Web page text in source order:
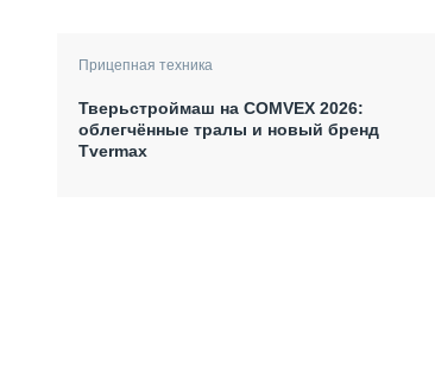
Прицепная техника
Тверьстроймаш на COMVEX 2026:
облегчённые тралы и новый бренд
Tvermax